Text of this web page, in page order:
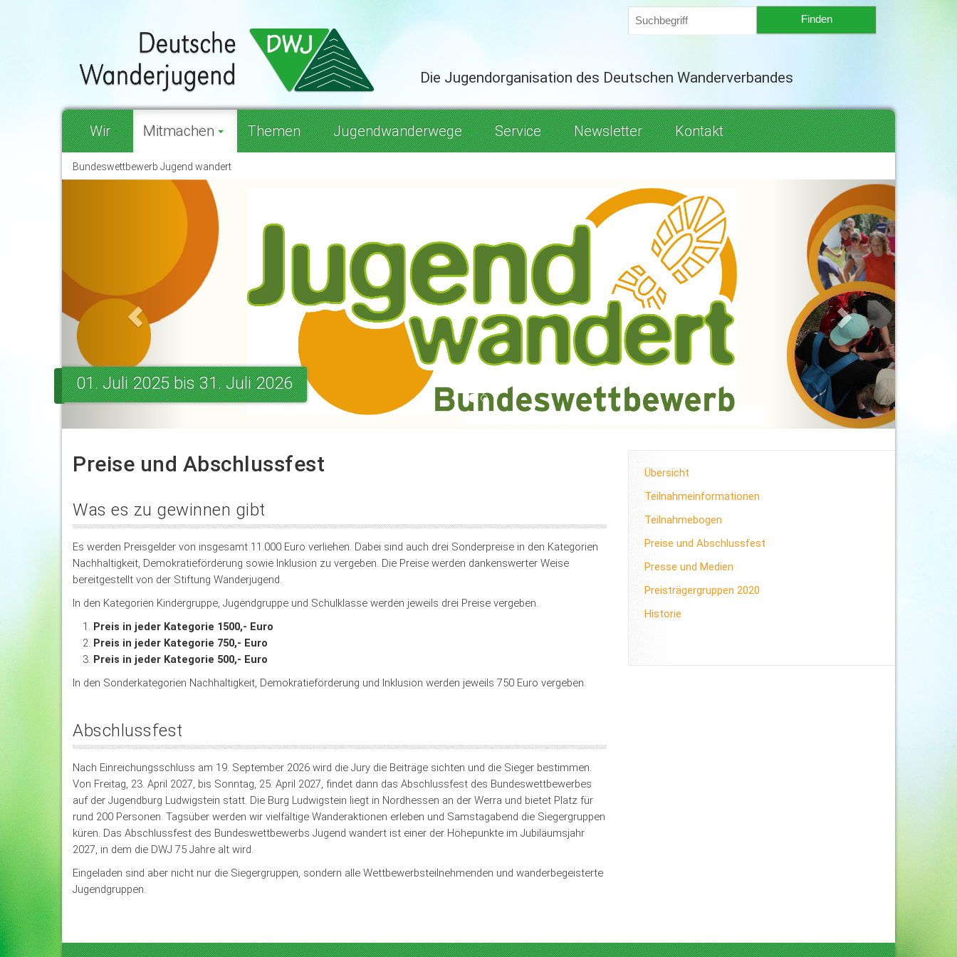
Die Jugendorganisation des Deutschen Wanderverbandes
Wir Mitmachen Themen Jugendwanderwege Service Newsletter Kontakt
Bundeswettbewerb Jugend wandert
01. Juli 2025 bis 31. Juli 2026
Previous Next
Preise und Abschlussfest
Was es zu gewinnen gibt
Es werden Preisgelder von insgesamt 11.000 Euro verliehen. Dabei sind auch drei Sonderpreise in den Kategorien
Nachhaltigkeit, Demokratieförderung sowie Inklusion zu vergeben. Die Preise werden dankenswerter Weise
bereitgestellt von der Stiftung Wanderjugend.
In den Kategorien Kindergruppe, Jugendgruppe und Schulklasse werden jeweils drei Preise vergeben.
Preis in jeder Kategorie 1500,- Euro
Preis in jeder Kategorie 750,- Euro
Preis in jeder Kategorie 500,- Euro
In den Sonderkategorien Nachhaltigkeit, Demokratieförderung und Inklusion werden jeweils 750 Euro vergeben.
Abschlussfest
Nach Einreichungsschluss am 19. September 2026 wird die Jury die Beiträge sichten und die Sieger bestimmen.
Von Freitag, 23. April 2027, bis Sonntag, 25. April 2027, findet dann das Abschlussfest des Bundeswettbewerbes
auf der Jugendburg Ludwigstein statt. Die Burg Ludwigstein liegt in Nordhessen an der Werra und bietet Platz für
rund 200 Personen. Tagsüber werden wir vielfältige Wanderaktionen erleben und Samstagabend die Siegergruppen
küren. Das Abschlussfest des Bundeswettbewerbs Jugend wandert ist einer der Höhepunkte im Jubiläumsjahr
2027, in dem die DWJ 75 Jahre alt wird.
Eingeladen sind aber nicht nur die Siegergruppen, sondern alle Wettbewerbsteilnehmenden und wanderbegeisterte
Jugendgruppen.
Übersicht
Teilnahmeinformationen
Teilnahmebogen
Preise und Abschlussfest
Presse und Medien
Preisträgergruppen 2020
Historie